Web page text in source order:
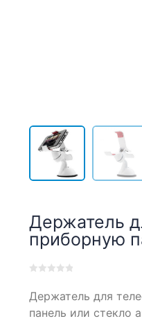
Держатель
приборную
out
Держатель для
панель или стекло